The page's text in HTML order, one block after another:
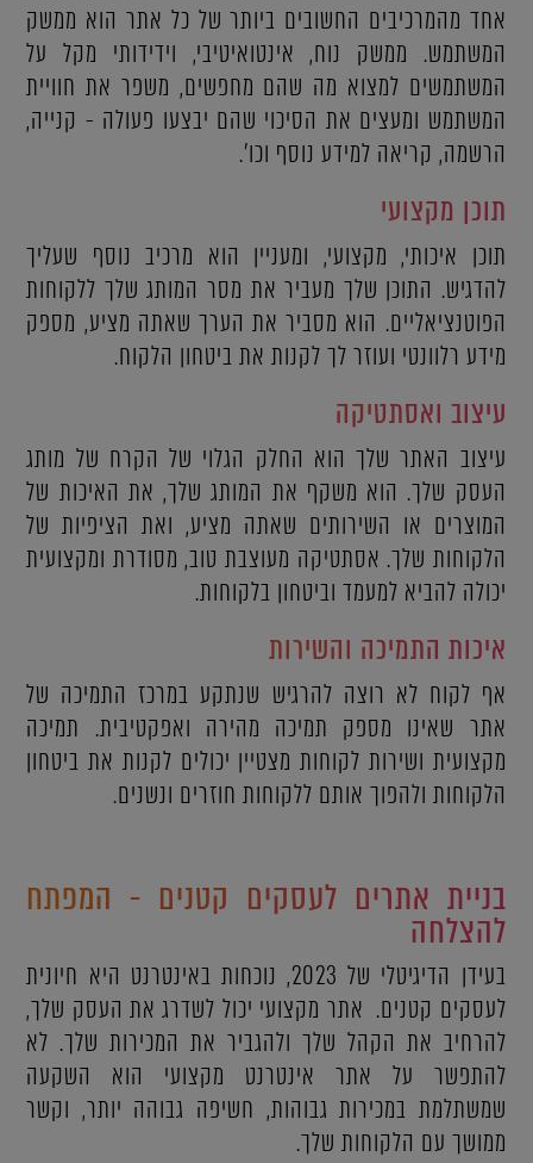
אחד מהמרכיבים החשובים ביותר של כל אתר הוא ממשק
המשתמש. ממשק נוח, אינטואיטיבי, וידידותי מקל על
המשתמשים למצוא מה שהם מחפשים, משפר את חוויית
המשתמש ומעצים את הסיכוי שהם יבצעו פעולה - קנייה,
הרשמה, קריאה למידע נוסף וכו'.
תוכן מקצועי
תוכן איכותי, מקצועי, ומעניין הוא מרכיב נוסף שעליך
להדגיש. התוכן שלך מעביר את מסר המותג שלך ללקוחות
הפוטנציאליים. הוא מסביר את הערך שאתה מציע, מספק
מידע רלוונטי ועוזר לך לקנות את ביטחון הלקוח.
עיצוב ואסתטיקה
עיצוב האתר שלך הוא החלק הגלוי של הקרח של מותג
העסק שלך. הוא משקף את המותג שלך, את האיכות של
המוצרים או השירותים שאתה מציע, ואת הציפיות של
הלקוחות שלך. אסתטיקה מעוצבת טוב, מסודרת ומקצועית
יכולה להביא למעמד וביטחון בלקוחות.
איכות התמיכה והשירות
אף לקוח לא רוצה להרגיש שנתקע במרכז התמיכה של
אתר שאינו מספק תמיכה מהירה ואפקטיבית. תמיכה
מקצועית ושירות לקוחות מצטיין יכולים לקנות את ביטחון
הלקוחות ולהפוך אותם ללקוחות חוזרים ונשנים.
בניית אתרים לעסקים קטנים - המפתח
להצלחה
בעידן הדיגיטלי של 2023, נוכחות באינטרנט היא חיונית
לעסקים קטנים. אתר מקצועי יכול לשדרג את העסק שלך,
להרחיב את הקהל שלך ולהגביר את המכירות שלך. לא
להתפשר על אתר אינטרנט מקצועי הוא השקעה
שמשתלמת במכירות גבוהות, חשיפה גבוהה יותר, וקשר
ממושך עם הלקוחות שלך.